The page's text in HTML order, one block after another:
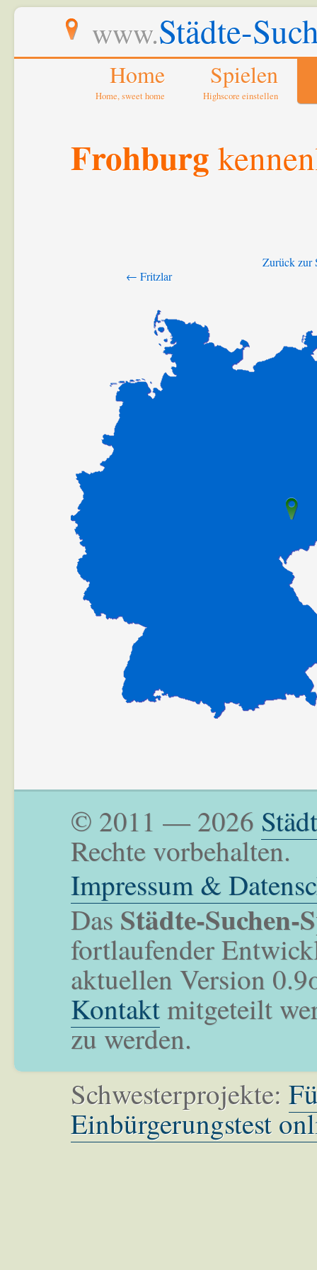
www.Städte-
Home
Home, sweet home
Spielen
Highscore einstellen
Frohburg
← Fritzlar
Zurück zur
© 2011 — 2026
Rechte vorbehalten.
Impressum &
Das Städte-Suchen-
fortlaufender
aktuellen Version
Kontaktmitgeteilt
zu werden.
Schwesterprojekte:
Einbürgerungstest